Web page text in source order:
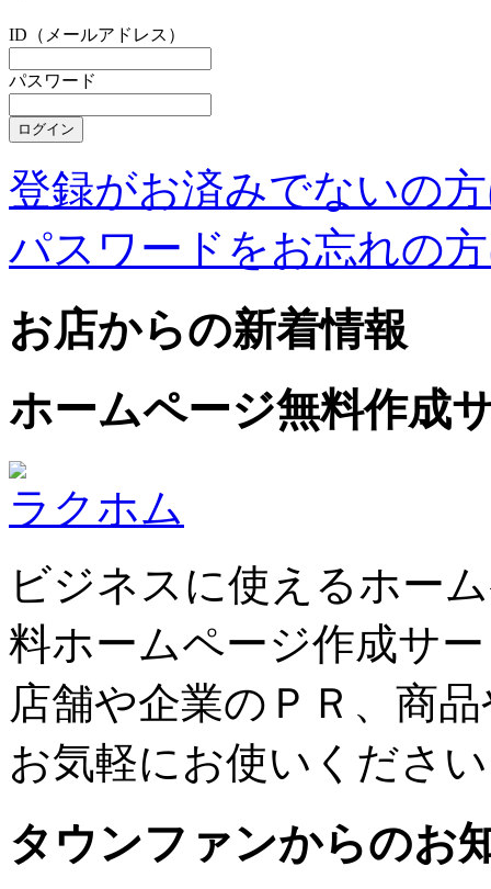
ID（メールアドレス）
パスワード
登録がお済みでないの
パスワードをお忘れの
お店からの新着情報
ホームページ無料作成
ラクホム
ビジネスに使えるホー
料ホームページ作成サ
店舗や企業のＰＲ、商
お気軽にお使いくださ
タウンファンからのお